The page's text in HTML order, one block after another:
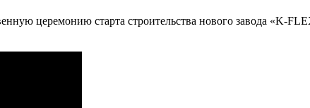
церемонию старта строительства нового завода «K-